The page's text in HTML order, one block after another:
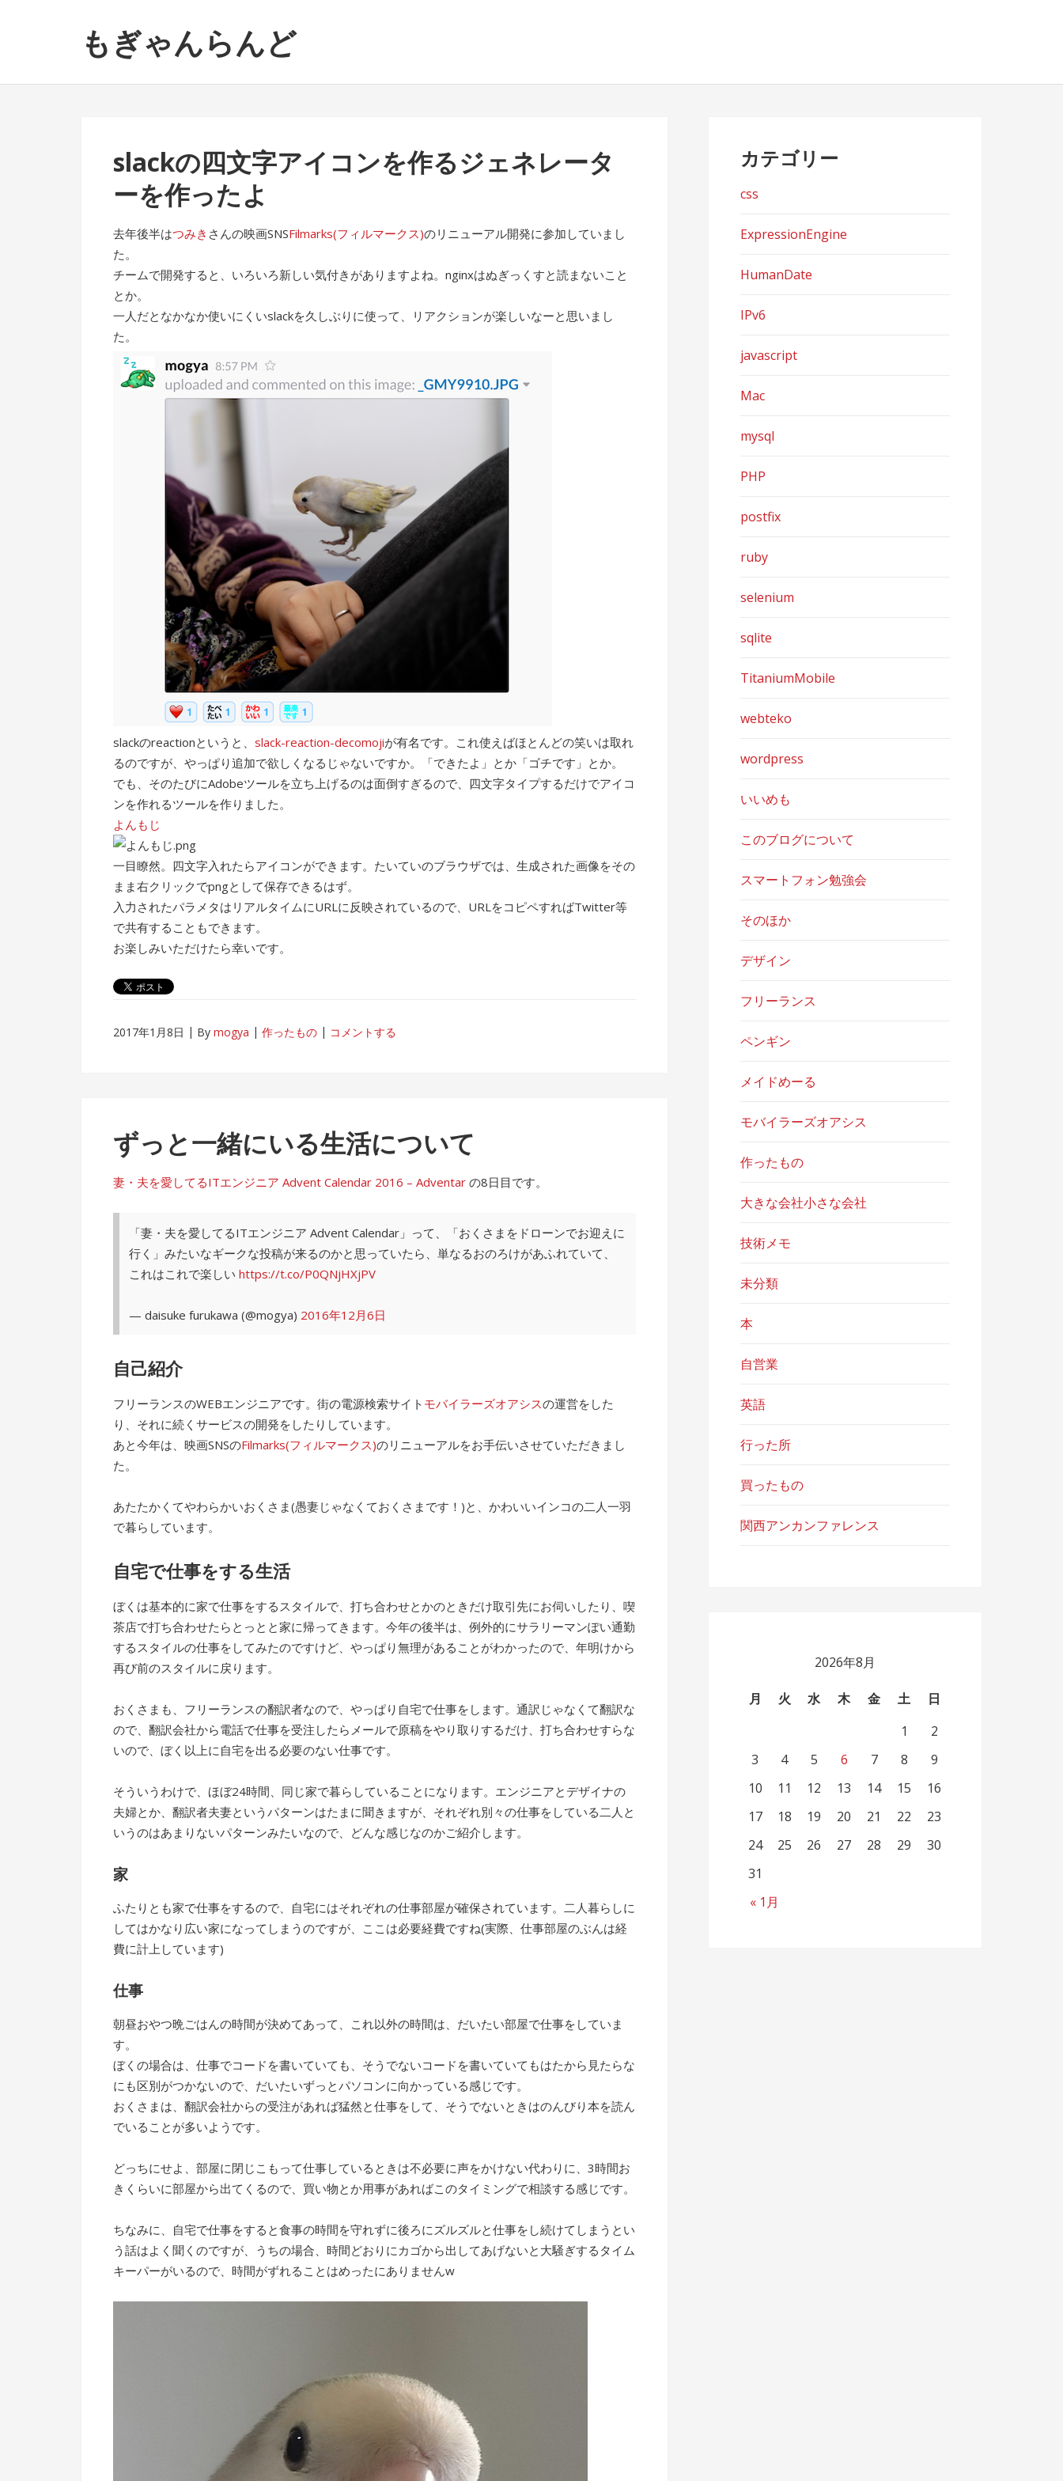
ビ
ゲ
ン
テ
もぎゃんらんど
slackの四文字アイコンを作るジェネレータ
ーを作ったよ
去年後半はつみき さんの映画SNSFilmarks(フィルマークス)のリニューアル開発に参加していまし
た。
チームで開発すると、いろいろ新しい気付きがありますよね。nginxはぬぎっくすと読まないこと
とか。
一人だとなかなか使いにくいslackを久しぶりに使って、リアクションが楽しいなーと思いまし
た。
slackのreactionというと、 slack-reaction-decomojiが有名です。これ使えばほとんどの笑いは取れ
るのですが、やっぱり追加で欲しくなるじゃないですか。「できたよ」とか「ゴチです」とか。
でも、そのたびにAdobeツールを立ち上げるのは面倒すぎるので、四文字タイプするだけでアイコ
ンを作れるツールを作りました。
よんもじ
一目瞭然。四文字入れたらアイコンができます。たいていのブラウザでは、生成された画像をその
まま右クリックでpngとして保存できるはず。
入力されたパラメタはリアルタイムにURLに反映されているので、URLをコピペすればTwitter等
で共有することもできます。
お楽しみいただけたら幸いです。
2017年1月8日 By mogya 作ったもの コメントする
ずっと一緒にいる生活について
妻・夫を愛してるITエンジニア Advent Calendar 2016 – Adventar の8日目です。
「妻・夫を愛してるITエンジニア Advent Calendar」って、「おくさまをドローンでお迎えに
行く」みたいなギークな投稿が来るのかと思っていたら、単なるおのろけがあふれていて、
これはこれで楽しい https://t.co/P0QNjHXjPV
— daisuke furukawa (@mogya) 2016年12月6日
自己紹介
フリーランスのWEBエンジニアです。街の電源検索サイト モバイラーズオアシスの運営をした
り、それに続くサービスの開発をしたりしています。
あと今年は、映画SNSのFilmarks(フィルマークス)のリニューアルをお手伝いさせていただきまし
た。
あたたかくてやわらかいおくさま(愚妻じゃなくておくさまです！)と、かわいいインコの二人一羽
で暮らしています。
自宅で仕事をする生活
ぼくは基本的に家で仕事をするスタイルで、打ち合わせとかのときだけ取引先にお伺いしたり、喫
茶店で打ち合わせたらとっとと家に帰ってきます。今年の後半は、例外的にサラリーマンぽい通勤
するスタイルの仕事をしてみたのですけど、やっぱり無理があることがわかったので、年明けから
再び前のスタイルに戻ります。
おくさまも、フリーランスの翻訳者なので、やっぱり自宅で仕事をします。通訳じゃなくて翻訳な
ので、翻訳会社から電話で仕事を受注したらメールで原稿をやり取りするだけ、打ち合わせすらな
いので、ぼく以上に自宅を出る必要のない仕事です。
そういうわけで、ほぼ24時間、同じ家で暮らしていることになります。エンジニアとデザイナの
夫婦とか、翻訳者夫妻というパターンはたまに聞きますが、それぞれ別々の仕事をしている二人と
いうのはあまりないパターンみたいなので、どんな感じなのかご紹介します。
家
ふたりとも家で仕事をするので、自宅にはそれぞれの仕事部屋が確保されています。二人暮らしに
してはかなり広い家になってしまうのですが、ここは必要経費ですね(実際、仕事部屋のぶんは経
費に計上しています)
仕事
朝昼おやつ晩ごはんの時間が決めてあって、これ以外の時間は、だいたい部屋で仕事をしていま
す。
ぼくの場合は、仕事でコードを書いていても、そうでないコードを書いていてもはたから見たらな
にも区別がつかないので、だいたいずっとパソコンに向かっている感じです。
おくさまは、翻訳会社からの受注があれば猛然と仕事をして、そうでないときはのんびり本を読ん
でいることが多いようです。
どっちにせよ、部屋に閉じこもって仕事しているときは不必要に声をかけない代わりに、3時間お
きくらいに部屋から出てくるので、買い物とか用事があればこのタイミングで相談する感じです。
ちなみに、自宅で仕事をすると食事の時間を守れずに後ろにズルズルと仕事をし続けてしまうとい
う話はよく聞くのですが、うちの場合、時間どおりにカゴから出してあげないと大騒ぎするタイム
キーパーがいるので、時間がずれることはめったにありませんw
カテゴリー
css
ExpressionEngine
HumanDate
IPv6
javascript
Mac
mysql
PHP
postfix
ruby
selenium
sqlite
TitaniumMobile
webteko
wordpress
いいめも
このブログについて
スマートフォン勉強会
そのほか
デザイン
フリーランス
ペンギン
メイドめーる
モバイラーズオアシス
作ったもの
大きな会社小さな会社
技術メモ
未分類
本
自営業
英語
行った所
買ったもの
関西アンカンファレンス
2026年8月
月 火 水 木 金 土 日
« 1月
1
2
3
4 5 6 7 8
9
10
11 12 13 14 15
16
17
18 19 20 21 22
23
24
25 26 27 28 29
30
31